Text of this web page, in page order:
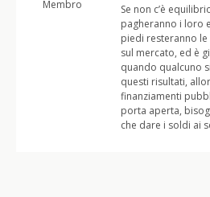
Membro
Se non c’è
pagheranno i loro
piedi resteranno le
sul mercato, ed è
quando qualcuno
questi risultati,
finanziamenti
porta aperta,
che dare i soldi ai